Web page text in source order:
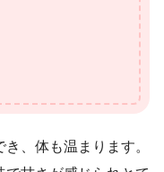
、体も温まります。